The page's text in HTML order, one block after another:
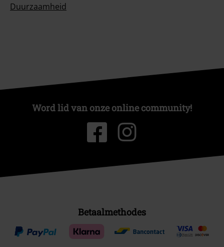
Duurzaamheid
Word lid van onze online community!
Betaalmethodes